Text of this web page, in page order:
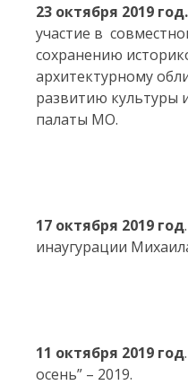
23 октября 2019 год.
участие в
сохранению
архитектурному
развитию культуры
палаты МО.
17 октября 2019 год
инаугурации
11 октября 2019 год
осень” – 2019.